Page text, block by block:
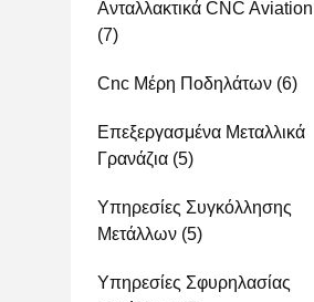
Ανταλλακτικά CNC Aviation
(7)
Cnc Μέρη Ποδηλάτων (6)
Επεξεργασμένα Μεταλλικά
Γρανάζια (5)
Υπηρεσίες Συγκόλλησης
Μετάλλων (5)
Υπηρεσίες Σφυρηλασίας